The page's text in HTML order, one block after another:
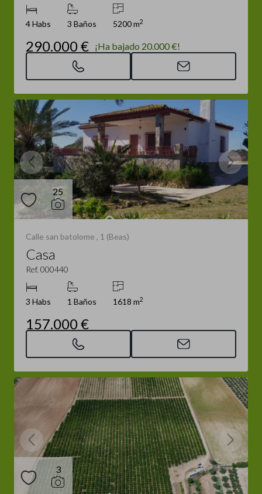
4 Habs 3 Baños 5200 m2
290.000 € ¡Ha bajado 20.000 €!
25
Calle san batolome , 1 (Beas)
Casa
Ref. 000440
3 Habs 1 Baños 1618 m2
157.000 €
3